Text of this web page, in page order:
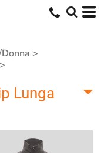
>
>
Lunga